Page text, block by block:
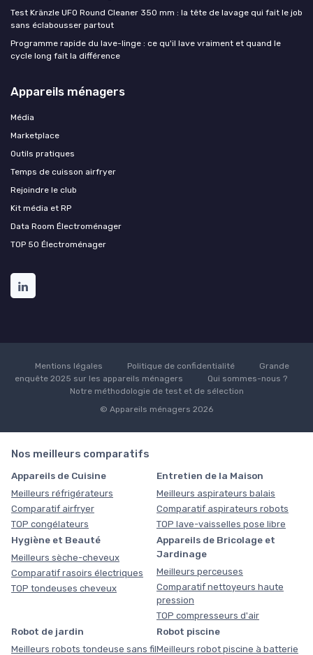
Test Kränzle UFO Round Cleaner 350 mm : la tête de lavage qui fait le job
sans éclabousser partout
Programme rapide du lave-linge : ce qu'il lave vraiment et quand le
cycle long fait la différence
Appareils ménagers
Média
Marketplace
Outils pratiques
Temps de cuisson airfryer
Rejoindre le club
Kit média et RP
Data Room Électroménager
TOP 50 Électroménager
Mentions légales Politique de confidentialité
Grande
enquête 2025 sur les appareils ménagers
Qui sommes-nous ?
Notre méthodologie de test et de sélection
© Appareils ménagers 2026
Nos meilleurs comparatifs
Appareils de Cuisine
Meilleurs réfrigérateurs
Comparatif airfryer
TOP congélateurs
Entretien de la Maison
Meilleurs aspirateurs balais
Comparatif aspirateurs robots
TOP lave-vaisselles pose libre
Hygiène et Beauté
Meilleurs sèche-cheveux
Comparatif rasoirs électriques
TOP tondeuses cheveux
Appareils de Bricolage et
Jardinage
Meilleurs perceuses
Comparatif nettoyeurs haute
pression
TOP compresseurs d'air
Robot de jardin
Meilleurs robots tondeuse sans fil
Robot piscine
Meilleurs robot piscine à batterie